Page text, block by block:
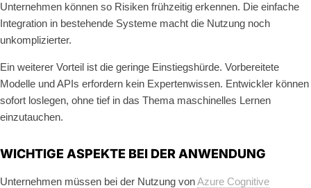
Unternehmen können so Risiken frühzeitig erkennen. Die einfache
Integration in bestehende Systeme macht die Nutzung noch
unkomplizierter.
Ein weiterer Vorteil ist die geringe Einstiegshürde. Vorbereitete
Modelle und APIs erfordern kein Expertenwissen. Entwickler können
sofort loslegen, ohne tief in das Thema maschinelles Lernen
einzutauchen.
WICHTIGE ASPEKTE BEI DER ANWENDUNG
Unternehmen müssen bei der Nutzung vonAzure Cognitive